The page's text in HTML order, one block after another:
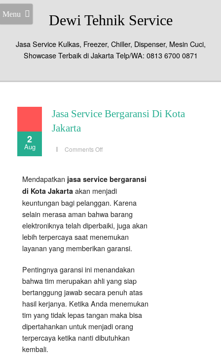
Menu Dewi Tehnik Service
Jasa Service Kulkas, Freezer, Chiller, Dispenser, Mesin Cuci,
Showcase Terbaik di Jakarta Telp/WA: 0813 6700 0871
2
Aug
Jasa Service Bergaransi Di Kota
Jakarta
Comments Offon
Kota
Jakarta
Mendapatkan jasa service bergaransi
di Kota Jakarta akan menjadi
keuntungan bagi pelanggan. Karena
selain merasa aman bahwa barang
elektroniknya telah diperbaiki, juga akan
lebih terpercaya saat menemukan
layanan yang memberikan garansi.
Pentingnya garansi ini menandakan
bahwa tim merupakan ahli yang siap
bertanggung jawab secara penuh atas
hasil kerjanya. Ketika Anda menemukan
tim yang tidak lepas tangan maka bisa
dipertahankan untuk menjadi orang
terpercaya ketika nanti dibutuhkan
kembali.